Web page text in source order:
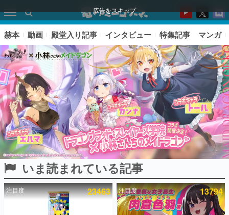
広告をスキップ
ピックアップ
電ファミのいま読まれている記事ランキング
赫本 動画 殿堂入り記事 インタビュー 特集記事 マンガ
いま読まれている記事
注目度 23463 注目度 13794